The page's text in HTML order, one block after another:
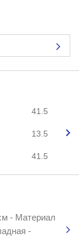
41.5
13.5
41.5
- Материал
-